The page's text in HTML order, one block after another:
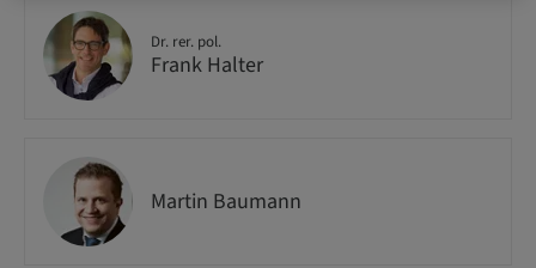
Dr. rer. pol.
Frank Halter
Martin Baumann